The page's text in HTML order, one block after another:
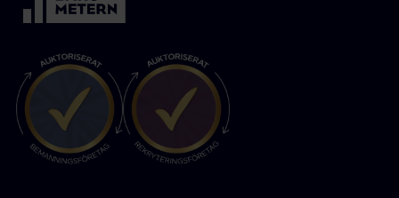
teknik och hur vi samlar in och behandlar personuppgifter
i vår
integritetspolicy.
Vi och våra partners processar den insamlade datan
efter ditt godkännande eller legitima intresse för